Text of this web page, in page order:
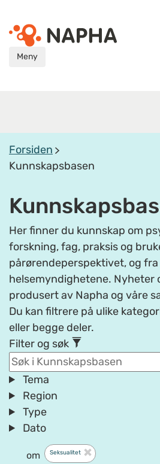
Meny
Forsiden
Kunnskapsbasen
Her finner du kunnskap om
forskning, fag, praksis og
pårørendeperspektivet, og fra
helsemyndighetene. Nyheter
produsert av Napha og våre
Du kan filtrere på ulike
eller begge deler.
Filter og søk
Tema
Region
Type
Dato
om Seksualitet